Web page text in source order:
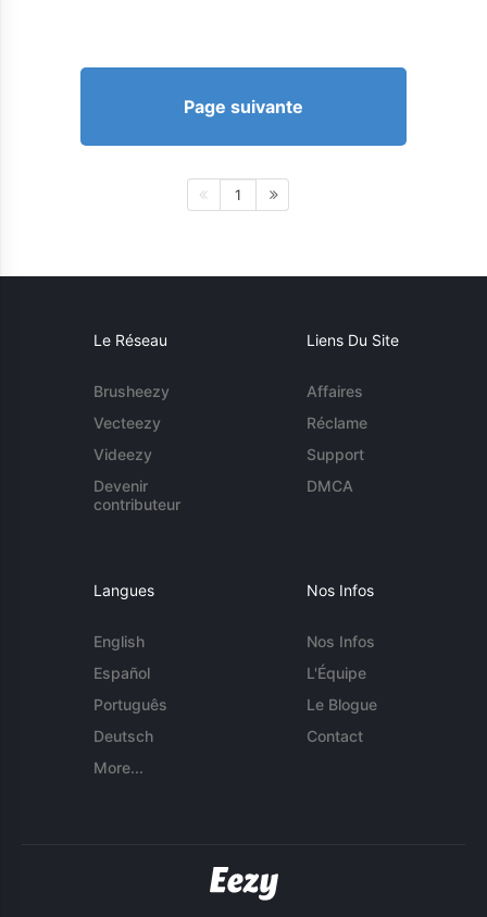
Page suivante
1
Le Réseau
Brusheezy
Vecteezy
Videezy
Devenir
contributeur
Liens Du Site
Affaires
Réclame
Support
DMCA
Langues
English
Español
Português
Deutsch
More...
Nos Infos
Nos Infos
L'Équipe
Le Blogue
Contact